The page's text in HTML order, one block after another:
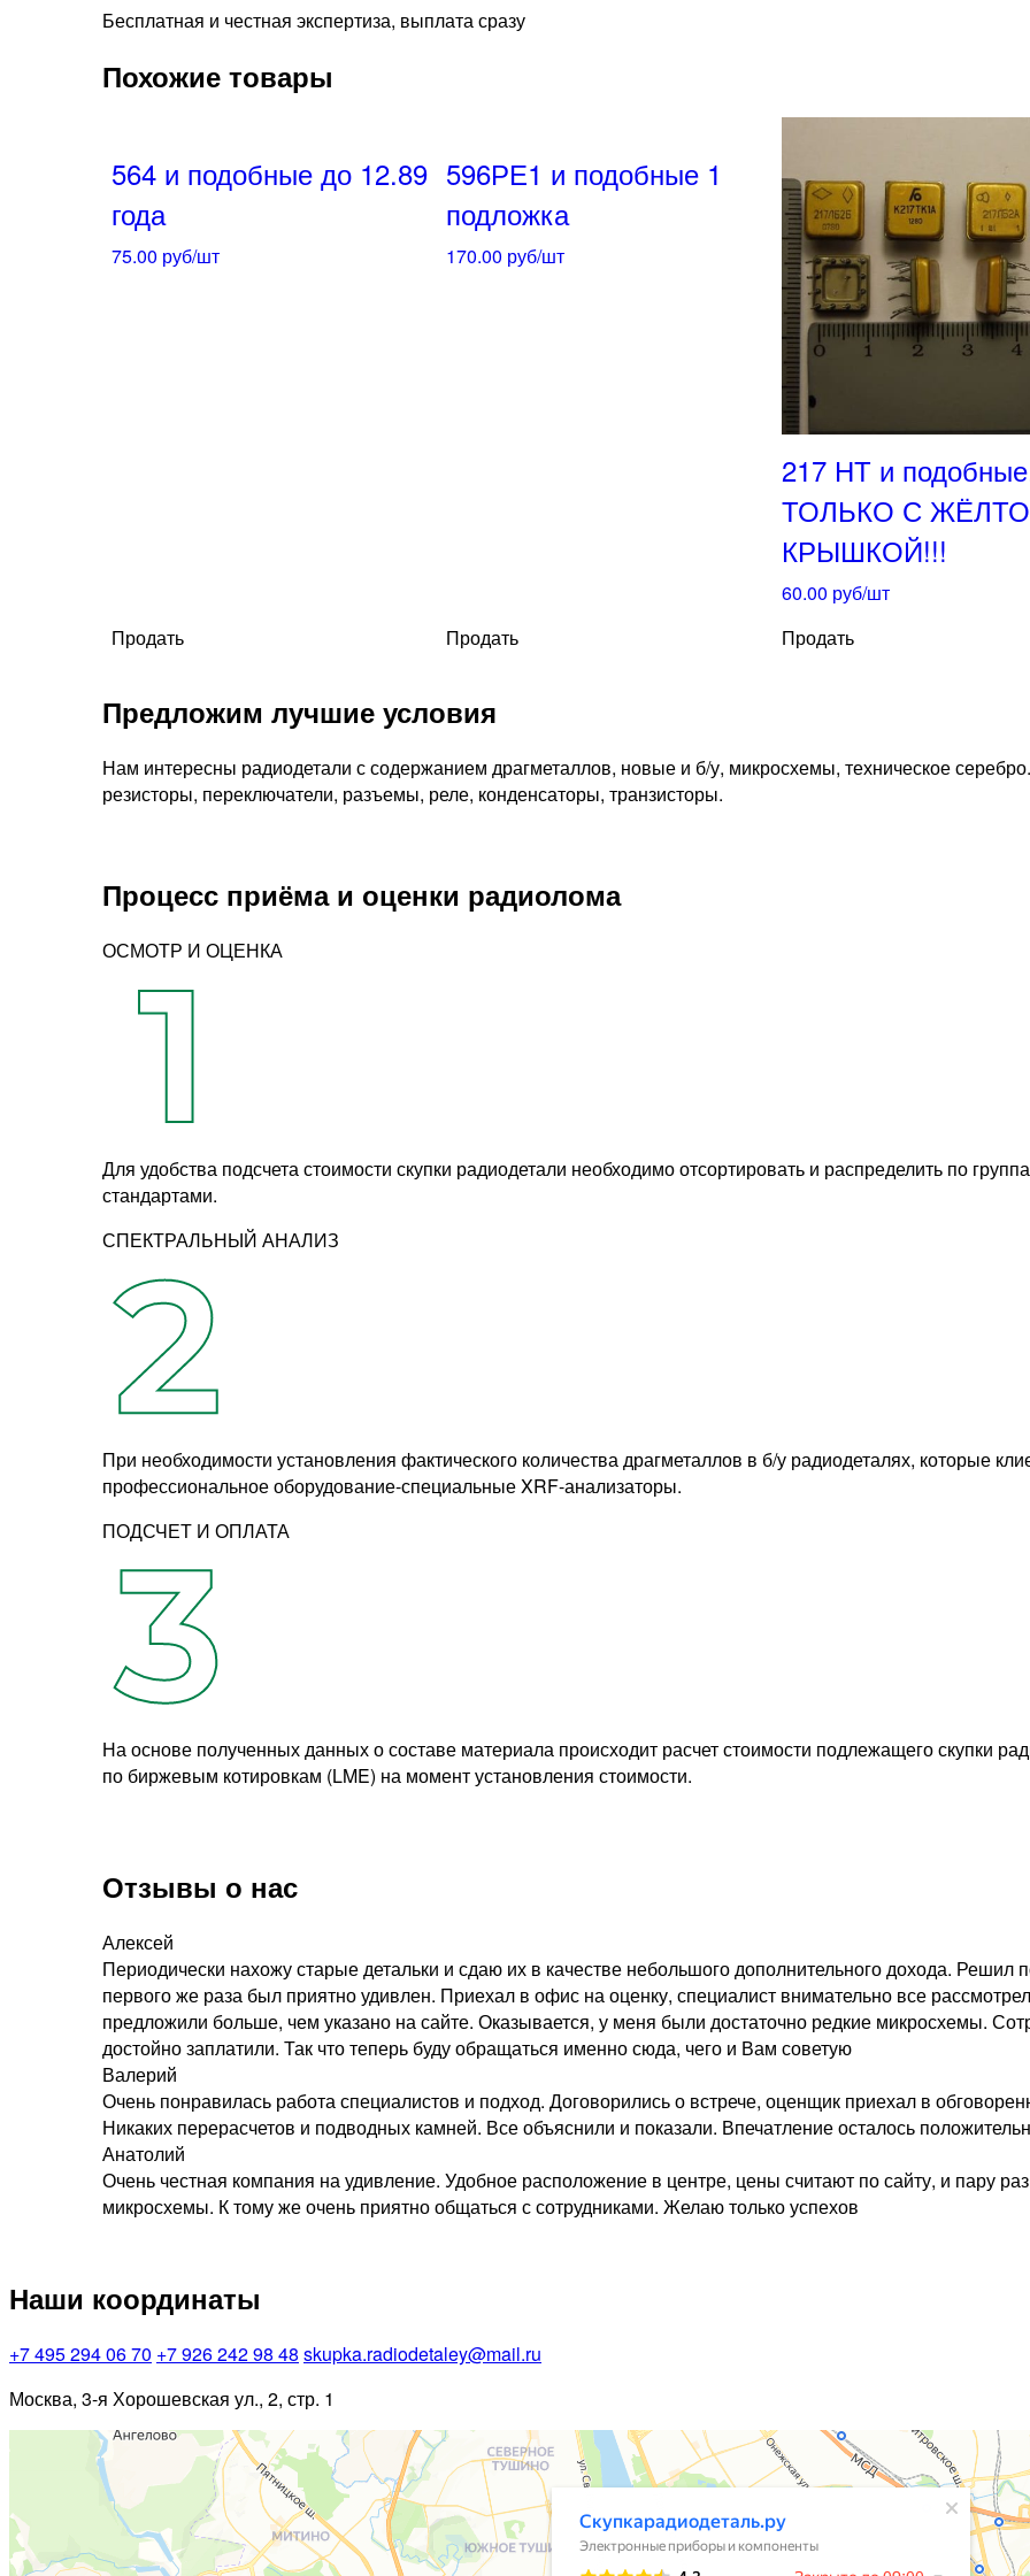
Бесплатная и честная экспертиза, выплата сразу
Похожие товары
564 и подобные до 12.89
года
75.00 руб/шт
Продать
596РЕ1 и подобные 1
подложка
170.00 руб/шт
Продать
217 НТ и
ТОЛЬКО С
КРЫШКОЙ!!!
60.00 руб/шт
Продать
Предложим лучшие условия
Нам интересны радиодетали с содержанием драгметаллов, новые и б/у, микросхемы, техническое
резисторы, переключатели, разъемы, реле, конденсаторы, транзисторы.
Процесс приёма и оценки радиолома
ОСМОТР И ОЦЕНКА
Для удобства подсчета стоимости скупки радиодетали необходимо отсортировать и распределить по
стандартами.
СПЕКТРАЛЬНЫЙ АНАЛИЗ
При необходимости установления фактического количества драгметаллов в б/у радиодеталях, которые
профессиональное оборудование-специальные XRF-анализаторы.
ПОДСЧЕТ И ОПЛАТА
На основе полученных данных о составе материала происходит расчет стоимости подлежащего скупки
по биржевым котировкам (LME) на момент установления стоимости.
Отзывы о нас
Алексей
Периодически нахожу старые детальки и сдаю их в качестве небольшого дополнительного дохода. Решил
первого же раза был приятно удивлен. Приехал в офис на оценку, специалист внимательно все
предложили больше, чем указано на сайте. Оказывается, у меня были достаточно редкие микросхемы.
достойно заплатили. Так что теперь буду обращаться именно сюда, чего и Вам советую
Валерий
Очень понравилась работа специалистов и подход. Договорились о встрече, оценщик приехал в
Никаких перерасчетов и подводных камней. Все объяснили и показали. Впечатление осталось
Анатолий
Очень честная компания на удивление. Удобное расположение в центре, цены считают по сайту, и пару
микросхемы. К тому же очень приятно общаться с сотрудниками. Желаю только успехов
Наши координаты
+7 495 294 06 70 +7 926 242 98 48 skupka.radiodetaley@mail.ru
Москва, 3-я Хорошевская ул., 2, стр. 1